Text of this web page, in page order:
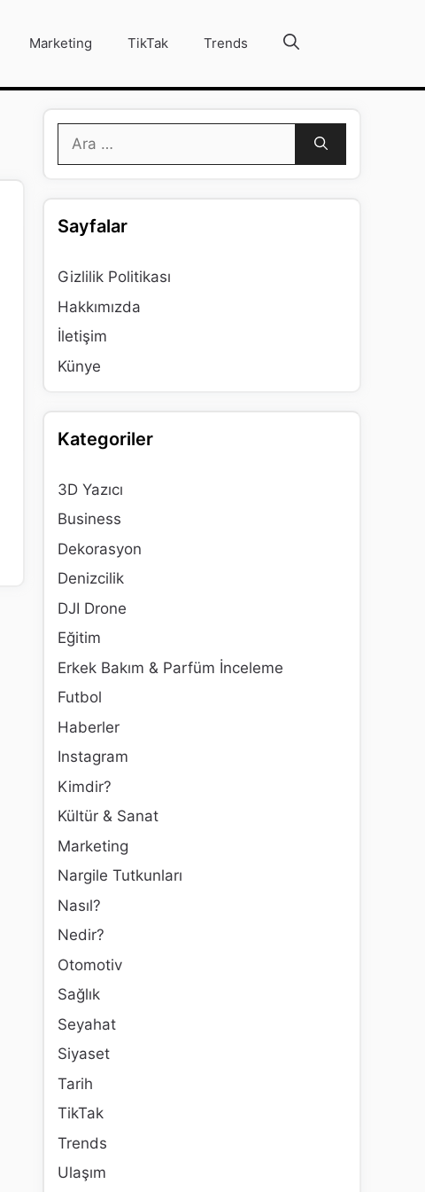
Marketing TikTak Trends
için
Sayfalar
Gizlilik Politikası
Hakkımızda
İletişim
Künye
Kategoriler
3D Yazıcı
Business
Dekorasyon
Denizcilik
DJI Drone
Eğitim
Erkek Bakım & Parfüm İnceleme
Futbol
Haberler
Instagram
Kimdir?
Kültür & Sanat
Marketing
Nargile Tutkunları
Nasıl?
Nedir?
Otomotiv
Sağlık
Seyahat
Siyaset
Tarih
TikTak
Trends
Ulaşım